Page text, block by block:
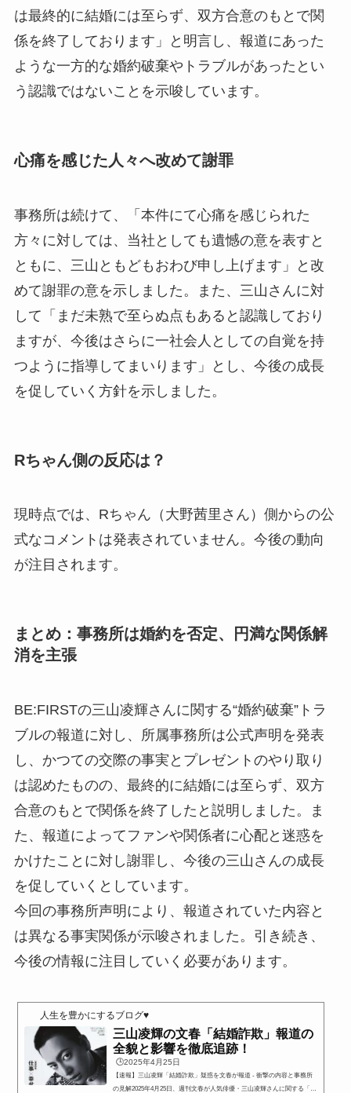
は最終的に結婚には至らず、双方合意のもとで関
係を終了しております」と明言し、報道にあった
ような一方的な婚約破棄やトラブルがあったとい
う認識ではないことを示唆しています。
心痛を感じた人々へ改めて謝罪
事務所は続けて、「本件にて心痛を感じられた
方々に対しては、当社としても遺憾の意を表すと
ともに、三山ともどもおわび申し上げます」と改
めて謝罪の意を示しました。また、三山さんに対
して「まだ未熟で至らぬ点もあると認識しており
ますが、今後はさらに一社会人としての自覚を持
つように指導してまいります」とし、今後の成長
を促していく方針を示しました。
Rちゃん側の反応は？
現時点では、Rちゃん（大野茜里さん）側からの公
式なコメントは発表されていません。今後の動向
が注目されます。
まとめ：事務所は婚約を否定、円満な関係解
消を主張
BE:FIRSTの三山凌輝さんに関する“婚約破棄”トラ
ブルの報道に対し、所属事務所は公式声明を発表
し、かつての交際の事実とプレゼントのやり取り
は認めたものの、最終的に結婚には至らず、双方
合意のもとで関係を終了したと説明しました。ま
た、報道によってファンや関係者に心配と迷惑を
かけたことに対し謝罪し、今後の三山さんの成長
を促していくとしています。
今回の事務所声明により、報道されていた内容と
は異なる事実関係が示唆されました。引き続き、
今後の情報に注目していく必要があります。
人生を豊かにするブログ♥
三山凌輝の文春「結婚詐欺」報道の
全貌と影響を徹底追跡！
🕒️2025年4月25日
【速報】三山凌輝「結婚詐欺」疑惑を文春が報道 - 衝撃の内容と事務所
の見解2025年4月25日、週刊文春が人気俳優・三山凌輝さんに関する「結